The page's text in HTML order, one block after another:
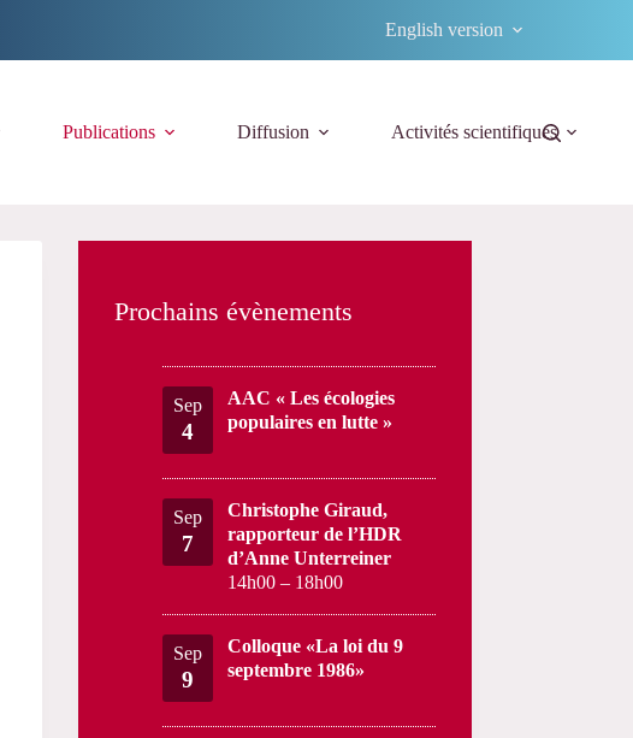
English version
Publications Diffusion Activités scientifiques
Prochains évènements
Sep
4
AAC « Les écologies
populaires en lutte »
Sep
7
Christophe Giraud,
rapporteur de l’HDR
d’Anne Unterreiner
14h00 – 18h00
Sep
9
Colloque «La loi du 9
septembre 1986»